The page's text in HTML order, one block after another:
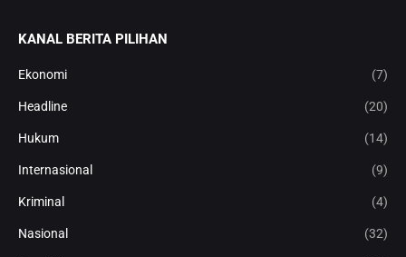
KANAL BERITA PILIHAN
Ekonomi (7)
Headline (20)
Hukum (14)
Internasional (9)
Kriminal (4)
Nasional (32)